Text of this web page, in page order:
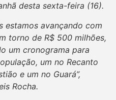
desta sexta-feira (16).
estamos avançando com
torno de R$ 500 milhões,
um cronograma para
um no Recanto
e um no Guará”,
Rocha.